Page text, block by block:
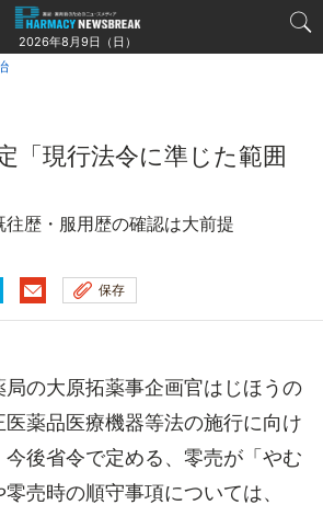
2026年8月9日（日）
「現行法令に準じた範囲
歴・服用歴の確認は大前提
保存
の大原拓薬事企画官はじほうの
薬品医療機器等法の施行に向け
後省令で定める、零売が「やむ
売時の順守事項については、